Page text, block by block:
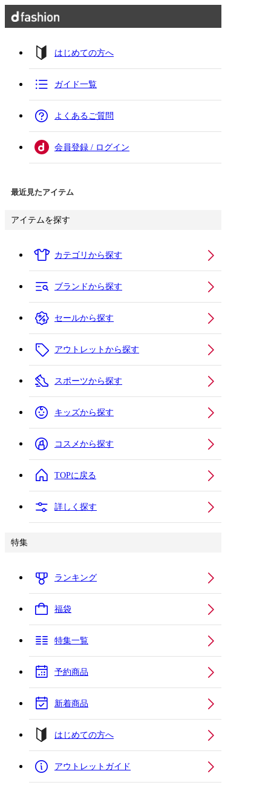
はじめての方へ
ガイド一覧
よくあるご質問
会員登録 / ログイン
最近見たアイテム
アイテムを探す
カテゴリから探す
ブランドから探す
セールから探す
アウトレットから探す
スポーツから探す
キッズから探す
コスメから探す
TOPに戻る
詳しく探す
特集
ランキング
福袋
特集一覧
予約商品
新着商品
はじめての方へ
アウトレットガイド